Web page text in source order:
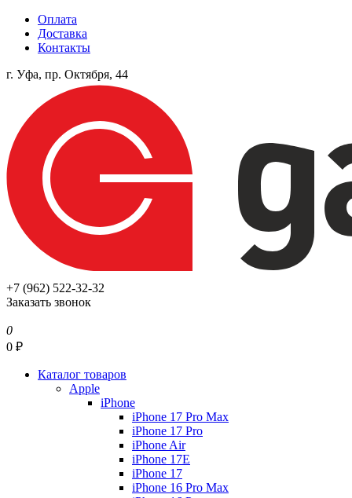
Оплата
Доставка
Контакты
г. Уфа, пр. Октября, 44
+7 (962) 522-32-32
Заказать звонок
0
0 ₽
Каталог товаров
Apple
iPhone
iPhone 17 Pro Max
iPhone 17 Pro
iPhone Air
iPhone 17E
iPhone 17
iPhone 16 Pro Max